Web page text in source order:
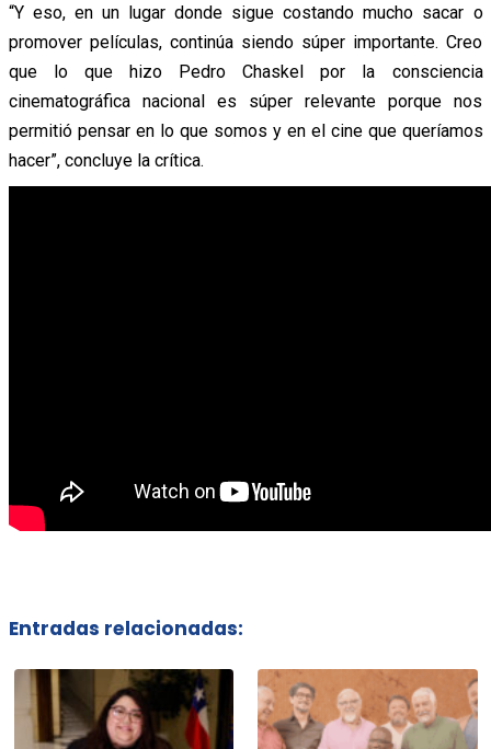
“Y eso, en un lugar donde sigue costando mucho sacar o
promover películas, continúa siendo súper importante. Creo
que lo que hizo Pedro Chaskel por la consciencia
cinematográfica nacional es súper relevante porque nos
permitió pensar en lo que somos y en el cine que queríamos
hacer”, concluye la crítica.
Entradas relacionadas: